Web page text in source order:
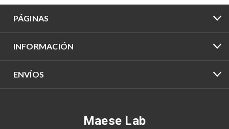
PÁGINAS
INFORMACIÓN
ENVÍOS
Maese Lab